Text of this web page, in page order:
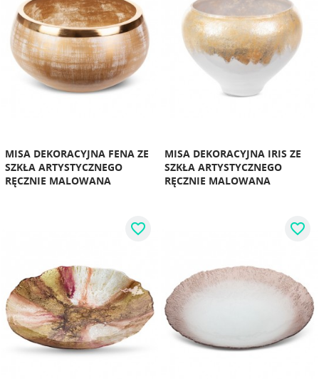
MISA DEKORACYJNA FENA ZE
SZKŁA ARTYSTYCZNEGO
RĘCZNIE MALOWANA
MISA DEKORACYJNA IRIS ZE
SZKŁA ARTYSTYCZNEGO
RĘCZNIE MALOWANA
favorite_border favorite_border